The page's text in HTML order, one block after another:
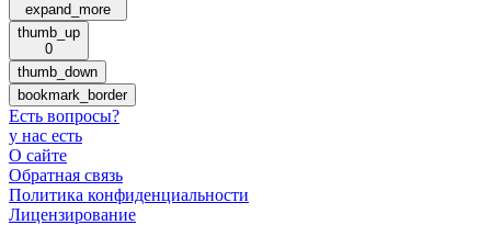
expand_more
thumb_up
0
thumb_down
bookmark_border
Есть вопросы?
у нас есть
О сайте
Обратная связь
Политика конфиденциальности
Лицензирование